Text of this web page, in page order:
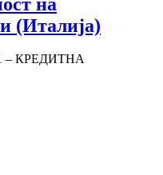
(Италија)
– КРЕДИТНА